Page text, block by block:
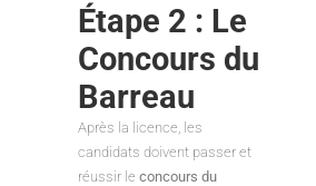
Étape 2 : Le
Concours du
Barreau
Après la licence, les
candidats doivent passer et
réussir le concours du